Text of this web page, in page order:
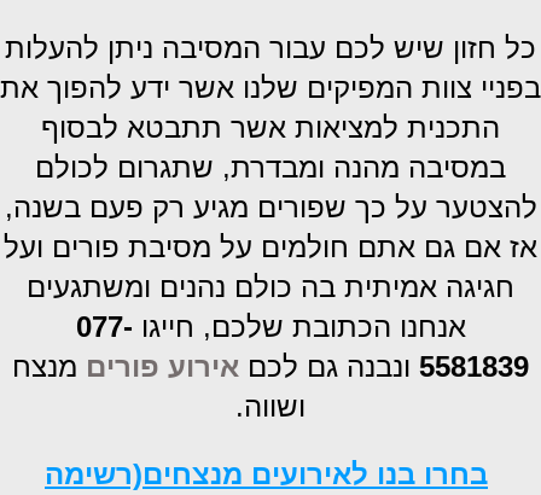
כל חזון שיש לכם עבור המסיבה ניתן להעלות
בפניי צוות המפיקים שלנו אשר ידע להפוך את
התכנית למציאות אשר תתבטא לבסוף
במסיבה מהנה ומבדרת, שתגרום לכולם
להצטער על כך שפורים מגיע רק פעם בשנה,
אז אם גם אתם חולמים על מסיבת פורים ועל
חגיגה אמיתית בה כולם נהנים ומשתגעים
אנחנו הכתובת שלכם, חייגו 077-
5581839 ונבנה גם לכם אירוע פורים מנצח
ושווה.
בחרו בנו לאירועים מנצחים(רשימה